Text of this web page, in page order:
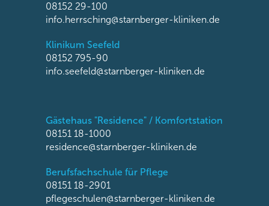
08152 29-100
info.herrsching@starnberger-kliniken.de
Klinikum Seefeld
08152 795-90
info.seefeld@starnberger-kliniken.de
Gästehaus "Residence" / Komfortstation
08151 18-1000
residence@starnberger-kliniken.de
Berufsfachschule für Pflege
08151 18-2901
pflegeschulen@starnberger-kliniken.de